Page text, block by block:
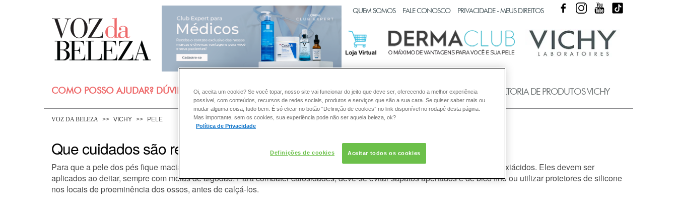
QUEM SOMOS FALE CONOSCO PRIVACIDADE - MEUS DIREITOS
FACEBOOKINSTAGRAM
YOUTUBE
COMO POSSO AJUDAR? DÚVIDAS SOBRE: PELE CABELO DESODORANTE SOLAR DERMACLUB CONSULTORIA DE PRODUTOS VICHY
VOZ DA BELEZA VICHY PELE
Que cuidados são recomendados para os pés?
Para que a pele dos pés fique macia ao toque, o ideal é utilizar cremes hidratantes com manteiga de karité, glicerina e alfahidroxiácidos. Eles devem ser
aplicados ao deitar, sempre com meias de algodão. Para combater calosidades, deve-se evitar sapatos apertados e de bico fino ou utilizar protetores de silicone
nos locais de proeminência dos ossos, antes de calçá-los.
Oi, aceita um cookie? Se você topar, nosso site vai funcionar do jeito que deve ser, oferecendo a melhor experiência
possível, com conteúdos, recursos de redes sociais, produtos e serviços que são a sua cara. Se quiser saber mais ou
mudar alguma coisa, tudo bem. É só clicar no botão “Definição de cookies” no link disponível no rodapé desta página.
Mas importante, sem os cookies, sua experiência pode não ser aquela beleza, ok?
Política de Privacidade
Definições de cookies Aceitar todos os cookies